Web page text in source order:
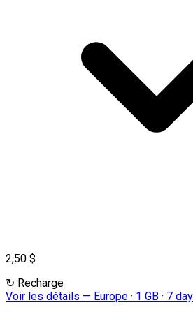
2,50 $
↻ Recharge
Voir les détails — Europe · 1 GB · 7